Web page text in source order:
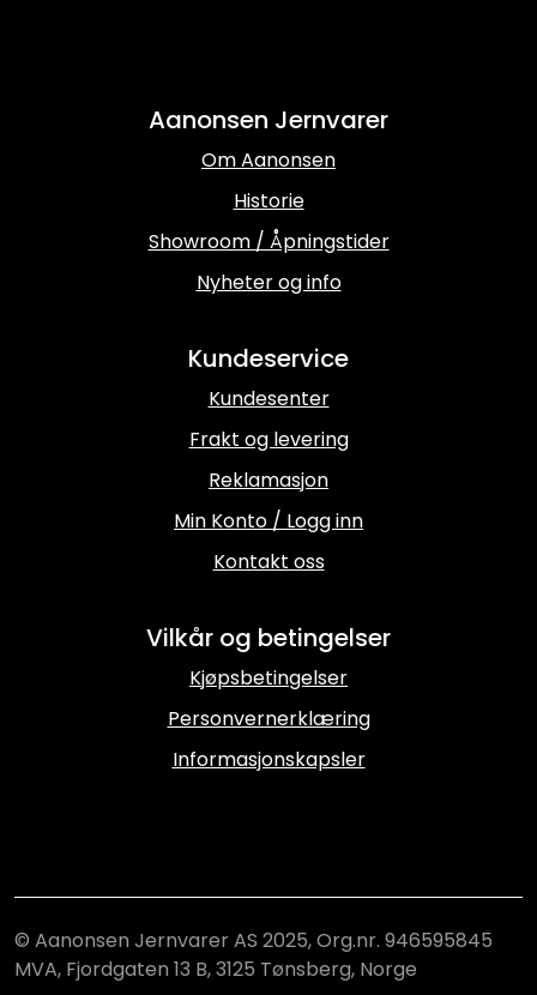
Aanonsen Jernvarer
Om Aanonsen
Historie
Showroom / Åpningstider
Nyheter og info
Kundeservice
Kundesenter
Frakt og levering
Reklamasjon
Min Konto / Logg inn
Kontakt oss
Vilkår og betingelser
Kjøpsbetingelser
Personvernerklæring
Informasjonskapsler
© Aanonsen Jernvarer AS 2025, Org.nr. 946595845
MVA, Fjordgaten 13 B, 3125 Tønsberg, Norge